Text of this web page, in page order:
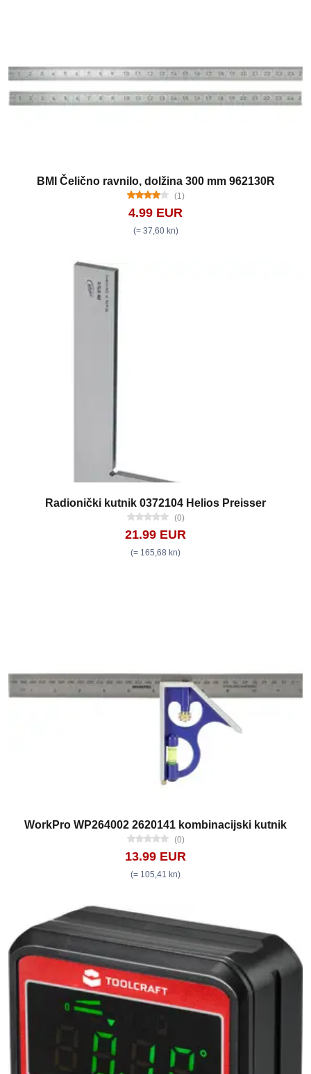
BMI Čelično ravnilo, dolžina 300 mm 962130R
(1)
4.99 EUR
(= 37,60 kn)
Radionički kutnik 0372104 Helios Preisser
(0)
21.99 EUR
(= 165,68 kn)
WorkPro WP264002 2620141 kombinacijski kutnik
(0)
13.99 EUR
(= 105,41 kn)